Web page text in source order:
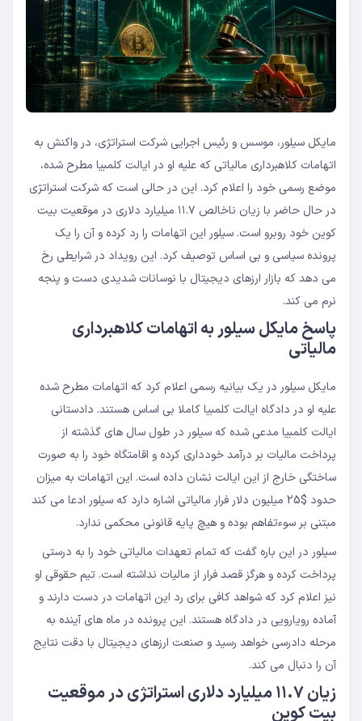
تاثیر این اخبار بر بازار بیت کوین و ارزهای دیجیتال
دیدگاه کارشناسان درباره آینده استراتژی
نتیجه گیری: آینده استراتژی در هاله ای از ابهام
سوالات متداول
مایکل سیلور به چه اتهاماتی متهم شده است؟
آیا زیان ۱۱.۷ میلیارد دلاری استراتژی به معنای
ورشکستگی است؟
مایکل سیلور، موسس و رئیس اجرایی شرکت استراتژی، در واکنش به
اتهامات کلاهبرداری مالیاتی که علیه او در ایالت کلمبیا مطرح شده،
موضع رسمی خود را اعلام کرد. این در حالی است که شرکت استراتژی
در حال حاضر با زیان ناخالص ۱۱.۷ میلیارد دلاری در موقعیت بیت
کوین خود روبرو است. سیلور این اتهامات را رد کرده و آن را یک
پرونده سیاسی و بی اساس توصیف کرد. این رویداد در شرایطی رخ
می دهد که بازار ارزهای دیجیتال با نوسانات شدیدی دست و پنجه
نرم می کند.
پاسخ مایکل سیلور به اتهامات کلاهبرداری
مالیاتی
مایکل سیلور در یک بیانیه رسمی اعلام کرد که اتهامات مطرح شده
علیه او در دادگاه ایالت کلمبیا کاملا بی اساس هستند. دادستانی
ایالت کلمبیا مدعی شده که سیلور در طول سال های گذشته از
پرداخت مالیات بر درآمد خودداری کرده و اقامتگاه خود را به صورت
ساختگی خارج از این ایالت نشان داده است. این اتهامات به میزان
حدود $25 میلیون دلار فرار مالیاتی اشاره دارد که سیلور ادعا می کند
مبتنی بر سوءتفاهم بوده و هیچ پایه قانونی محکمی ندارد.
سیلور در این باره گفت که تمام تعهدات مالیاتی خود را به درستی
پرداخت کرده و هرگز قصد فرار از مالیات نداشته است. تیم حقوقی او
نیز اعلام کرد که شواهد کافی برای رد این اتهامات در دست دارند و
آماده رویارویی در دادگاه هستند. این پرونده در ماه های آینده به
مرحله دادرسی خواهد رسید و صنعت ارزهای دیجیتال با دقت نتایج
آن را دنبال می کند.
زیان ۱۱.۷ میلیارد دلاری استراتژی در موقعیت
بیت کوین